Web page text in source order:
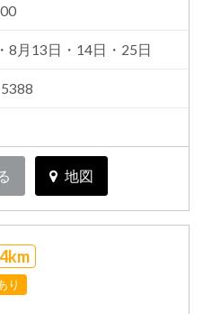
8月13日・14日・25日
地図
り